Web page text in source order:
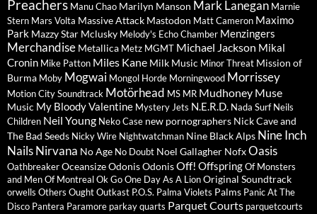
Preachers Manu Chao Marilyn Manson Mark Lanegan Marnie
Stern Mars Volta Massive Attack Mastodon Matt Cameron Maximo
Park Mazzy Star Mclusky Melody's Echo Chamber Menzingers
Merchandise Metallica Metz MGMT Michael Jackson Mikal
Cronin Mike Patton Miles Kane Milk Music Minor Threat Mission of
Burma Moby Mogwai Mongol Horde Morningwood Morrissey
Motion City Soundtrack Motörhead MS MR Mudhoney Muse
Music My Bloody Valentine Mystery Jets N.E.R.D. Nada Surf Neils
Children Neil Young Neko Case new pornographers Nick Cave and
The Bad Seeds Nicky Wire Nightwatchman Nine Black Alps Nine Inch
Nails Nirvana No Age No Doubt Noel Gallagher NofxOasis
OathbreakerOceansizeOdonis OdonisOff! OffspringOf Monsters
and MenOf MontrealOk GoOne Day As A LionOriginal Soundtrack
orwells Others OughtOutkast P.O.S. Palma Violets Palms Panic At The
Disco Pantera Paramore parkay quarts Parquet Courts parquetcourts